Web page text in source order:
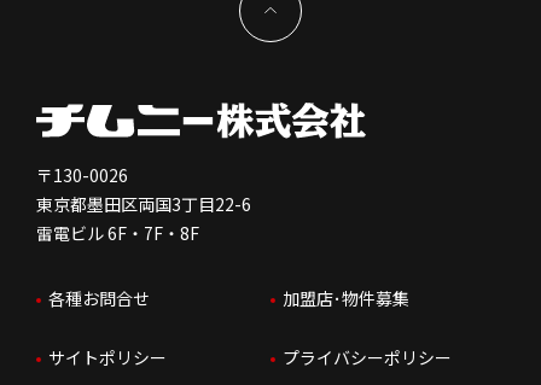
新型コロナウイルス対応
コーポレートガバナンス
免責事項
株価情報
IRお問合せ
会社を知る
人を知る
はたらく環境
人財育成
サステナビリティ
独立支援について
FC加盟店お問合せ
〒130-0026
東京都墨田区両国3丁目22-6
雷電ビル 6F・7F・8F
各種お問合せ 加盟店･物件募集
サイトポリシー プライバシーポリシー